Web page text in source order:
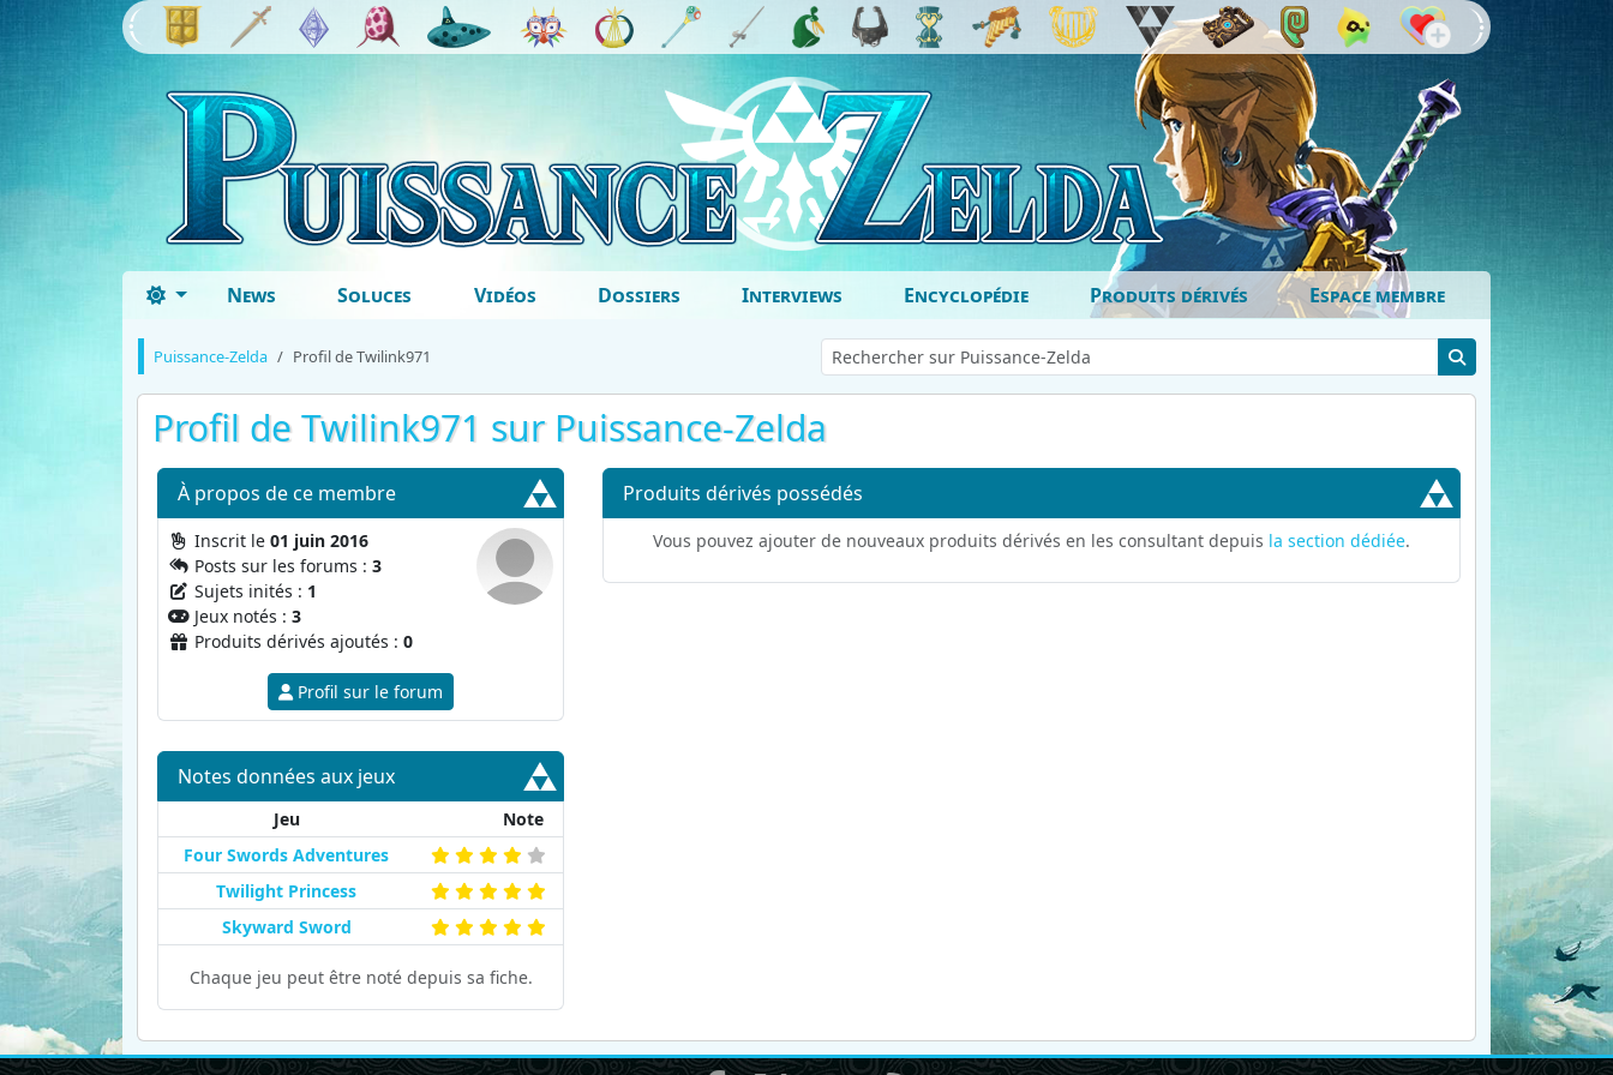
News Soluces Vidéos Dossiers Interviews Encyclopédie Produits dérivés Espace membre
Puissance-Zelda Profil de Twilink971
Profil de Twilink971 sur Puissance-Zelda
À propos de ce membre
Inscrit le 01 juin 2016
Posts sur les forums : 3
Sujets inités : 1
Jeux notés : 3
Produits dérivés ajoutés : 0
Profil sur le forum
Notes données aux jeux
Jeu
Note
Four Swords Adventures
Twilight Princess
Skyward Sword
Chaque jeu peut être noté depuis sa fiche.
Produits dérivés possédés
Vous pouvez ajouter de nouveaux produits dérivés en les consultant depuis la section dédiée.